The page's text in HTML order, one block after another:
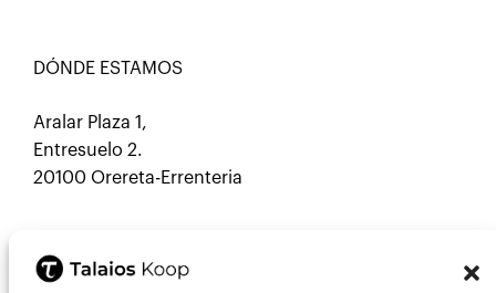
DÓNDE ESTAMOS
Aralar Plaza 1,
Entresuelo 2.
20100 Orereta-Errenteria